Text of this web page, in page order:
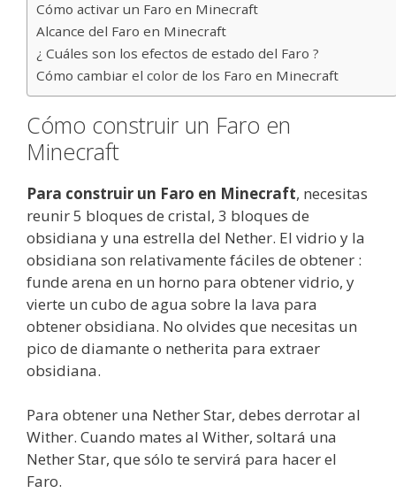
Cómo activar un Faro en Minecraft
Alcance del Faro en Minecraft
¿ Cuáles son los efectos de estado del Faro ?
Cómo cambiar el color de los Faro en Minecraft
Cómo construir un Faro en
Minecraft
Para construir un Faro en Minecraft, necesitas
reunir 5 bloques de cristal, 3 bloques de
obsidiana y una estrella del Nether. El vidrio y la
obsidiana son relativamente fáciles de obtener :
funde arena en un horno para obtener vidrio, y
vierte un cubo de agua sobre la lava para
obtener obsidiana. No olvides que necesitas un
pico de diamante o netherita para extraer
obsidiana.
Para obtener una Nether Star, debes derrotar al
Wither. Cuando mates al Wither, soltará una
Nether Star, que sólo te servirá para hacer el
Faro.